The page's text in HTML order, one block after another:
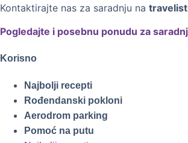
Kontaktirajte nas za saradnju na
Pogledajte i posebnu ponudu za
Korisno
Najbolji recepti
Rođendanski pokloni
Aerodrom parking
Pomoć na putu